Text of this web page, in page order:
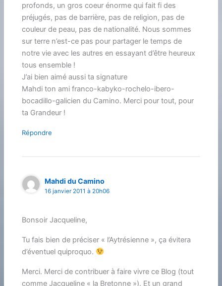
profonds, un gros coeur énorme qui fait fi des
préjugés, pas de barrière, pas de religion, pas de
couleur de peau, pas de nationalité. Nous sommes
sur terre n’est-ce pas pour partager le temps de
notre vie avec les autres en essayant d’être heureux
tous ensemble !
J’ai bien aimé aussi ta signature
Mahdi ton ami franco-kabyko-rochelo-ibero-
bocadillo-galicien du Camino. Merci pour tout, pour
ta Grandeur !
Répondre
Mahdi du Camino
16 janvier 2011 à 20h06
Bonsoir Jacqueline,
Tu fais bien de préciser « l’Aytrésienne », ça évitera
d’éventuel quiproquo.
Merci. Merci de contribuer à faire vivre ce Blog (tout
comme Jacqueline « la Bretonne »). Et un grand